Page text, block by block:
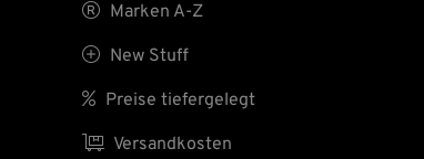
 Marken A-Z
 New Stuff
 Preise tiefergelegt
 Versandkosten